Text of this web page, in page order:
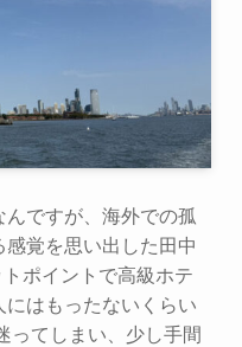
ですが、海外での孤
覚を思い出した田中
ポイントで高級ホテ
はもったないくらい
ってしまい、少し手間